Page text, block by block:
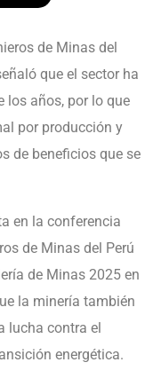
de Minas del
que el sector ha
los años, por lo que
por producción y
de beneficios que se
en la conferencia
de Minas del Perú
de Minas 2025 en
la minería también
lucha contra el
energética.